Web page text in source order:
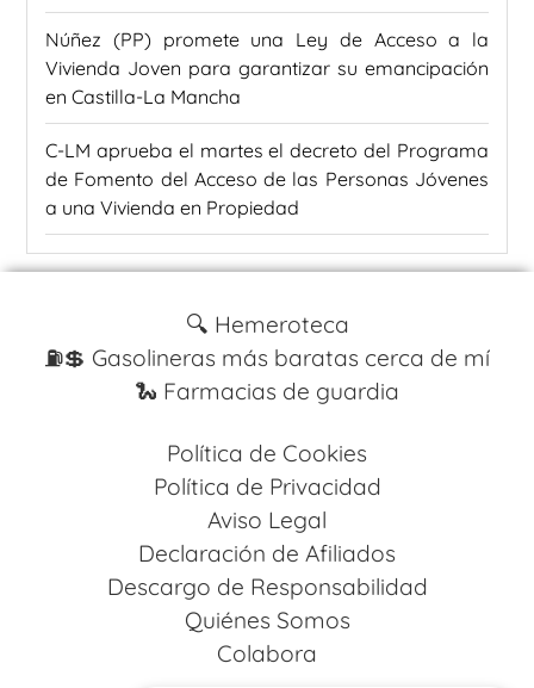
Núñez (PP) promete una Ley de Acceso a la
Vivienda Joven para garantizar su emancipación
en Castilla-La Mancha
C-LM aprueba el martes el decreto del Programa
de Fomento del Acceso de las Personas Jóvenes
a una Vivienda en Propiedad
🔍 Hemeroteca
⛽️💲 Gasolineras más baratas cerca de mí
🐍 Farmacias de guardia
Política de Cookies
Política de Privacidad
Aviso Legal
Declaración de Afiliados
Descargo de Responsabilidad
Quiénes Somos
Colabora